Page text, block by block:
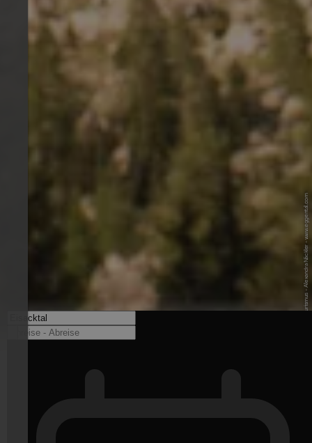
© Eggental Tourismus - Alexandra Näckler - www.eggental.com